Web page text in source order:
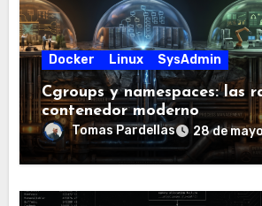
Docker Linux SysAdmin
Cgroups y namespaces: las
contenedor moderno
Tomas Pardellas 28 de